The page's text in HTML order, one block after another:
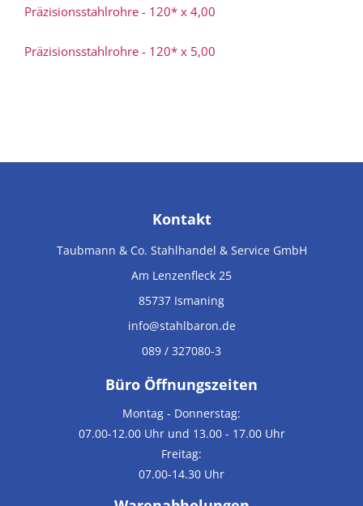
Präzisionsstahlrohre - 120* x 4,00
Präzisionsstahlrohre - 120* x 5,00
Kontakt
Taubmann & Co. Stahlhandel & Service GmbH
Am Lenzenfleck 25
85737 Ismaning
info@stahlbaron.de
089 / 327080-3
Büro Öffnungszeiten
Montag - Donnerstag:
07.00-12.00 Uhr und 13.00 - 17.00 Uhr
Freitag:
07.00-14.30 Uhr